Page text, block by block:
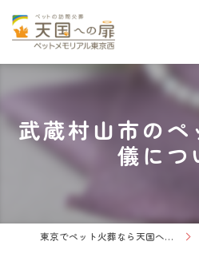
武蔵村山市の
儀につ
東京でペット火葬なら天国への扉 ペットメモリアル東京西